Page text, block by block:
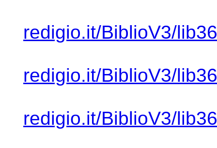
redigio.it/BiblioV3/
redigio.it/BiblioV3/
redigio.it/BiblioV3/